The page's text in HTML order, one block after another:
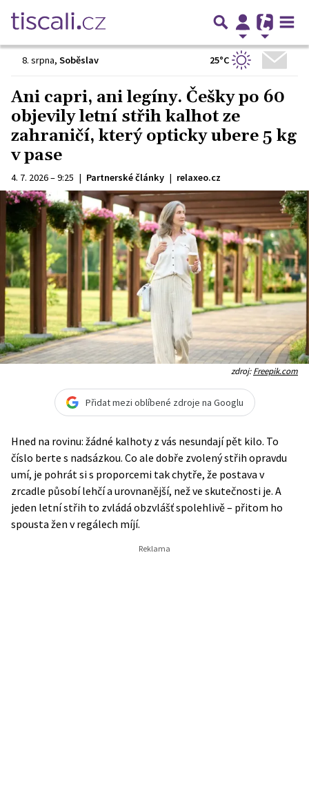
8. srpna, Soběslav 25°C
Ani capri, ani legíny. Češky po 60
objevily letní střih kalhot ze
zahraničí, který opticky ubere 5 kg
v pase
4. 7. 2026 – 9:25 | Partnerské články | relaxeo.cz
zdroj:Freepik.com
Přidat mezi oblíbené zdroje na Googlu
Hned na rovinu: žádné kalhoty z vás nesundají pět kilo. To
číslo berte s nadsázkou. Co ale dobře zvolený střih opravdu
umí, je pohrát si s proporcemi tak chytře, že postava v
zrcadle působí lehčí a urovnanější, než ve skutečnosti je. A
jeden letní střih to zvládá obzvlášť spolehlivě – přitom ho
spousta žen v regálech míjí.